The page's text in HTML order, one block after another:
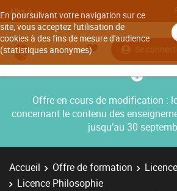
En poursuivant votre navigation sur ce
site, vous acceptez l'utilisation de
cookies à des fins de mesure d'audience
(statistiques anonymes).
Aller à
Se
Offre en cours de modification :
concernant le contenu des
jusqu’au 30
Accueil Offre de formation
Licence Philosophie